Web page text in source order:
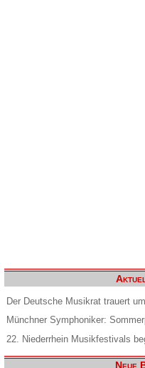
Der Deutsche Musikrat trauert
Münchner Symphoniker:
22. Niederrhein Musikfestivals
Neue